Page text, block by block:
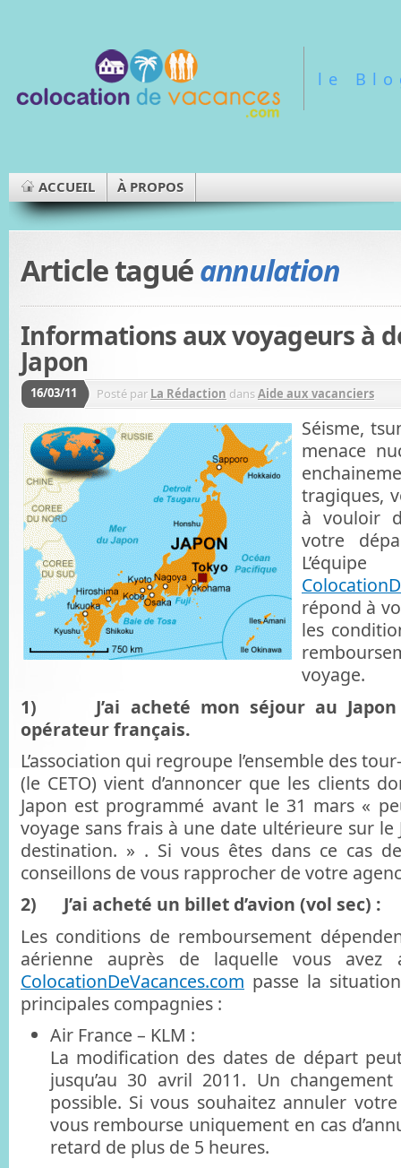
le
ACCUEIL À PROPOS
Article taguéannulation
Informations aux voyageurs à
Japon
16/03/11 Posté par La Rédaction dansAide aux vacanciers
Séisme,
menace
tragiques,
à vouloir
votre
répond à
les
voyage.
1) J’ai acheté mon séjour au Japon
opérateur français.
L’association qui regroupe l’ensemble des
(le CETO) vient d’annoncer que les clients
Japon est programmé avant le 31 mars «
voyage sans frais à une date ultérieure sur
destination. » . Si vous êtes dans ce cas
conseillons de vous rapprocher de votre
2) J’ai acheté un billet d’avion (vol sec) :
Les conditions de remboursement
aérienne auprès de laquelle vous avez
ColocationDeVacances.com passe la
principales compagnies :
Air France – KLM :
La modification des dates de départ
jusqu’au 30 avril 2011. Un
possible. Si vous souhaitez annuler
vous rembourse uniquement en cas
retard de plus de 5 heures.